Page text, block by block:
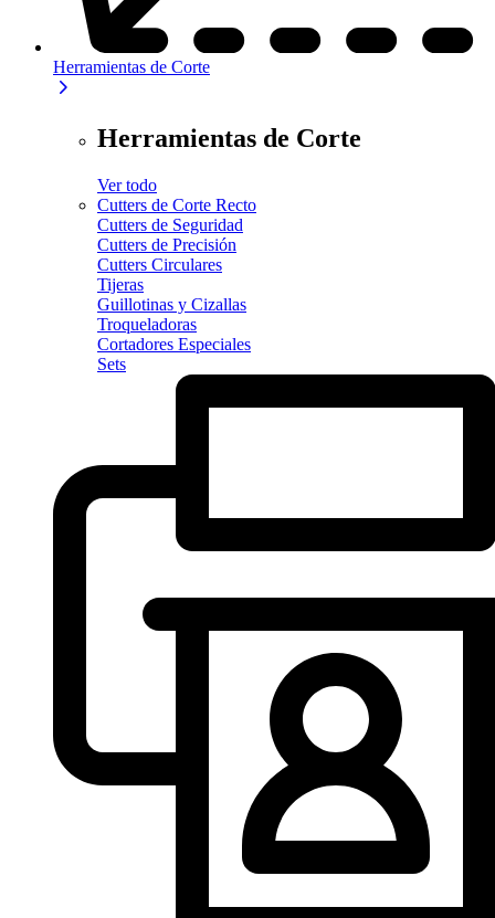
Herramientas de Corte
Herramientas de Corte
Ver todo
Cutters de Corte Recto
Cutters de Seguridad
Cutters de Precisión
Cutters Circulares
Tijeras
Guillotinas y Cizallas
Troqueladoras
Cortadores Especiales
Sets